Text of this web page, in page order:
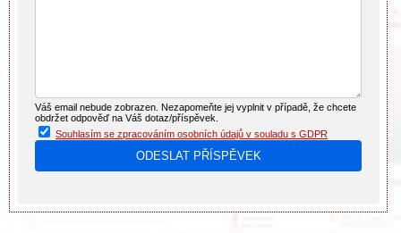
Váš email nebude zobrazen. Nezapomeňte jej vyplnit v případě, že chcete
obdržet odpověď na Váš dotaz/příspěvek.
Souhlasím se zpracováním osobních údajů v souladu s GDPR